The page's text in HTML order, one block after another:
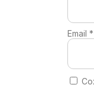
Email *